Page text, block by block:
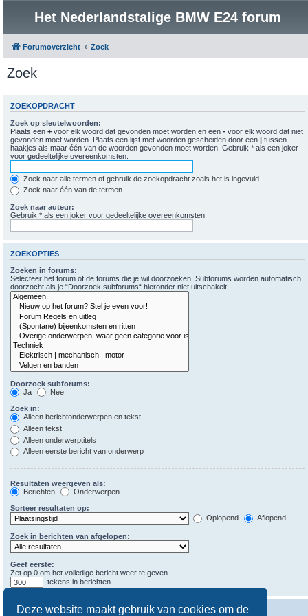
Deze website maakt gebruik van cookies om de
Het Nederlandstalige BMW E24 forum
Forumoverzicht Zoek
Zoek
ZOEKOPDRACHT
Zoek op sleutelwoorden:
Plaats een + voor elk woord dat gevonden moet worden en een - voor elk woord dat niet
gevonden moet worden. Plaats een lijst met woorden gescheiden door een | tussen
haakjes als maar één van de woorden gevonden moet worden. Gebruik * als een joker
voor gedeeltelijke overeenkomsten.
Zoek naar alle termen of gebruik de zoekopdracht zoals het is ingevuld
Zoek naar één van de termen
Zoek naar auteur:
Gebruik * als een joker voor gedeeltelijke overeenkomsten.
ZOEKOPTIES
Zoeken in forums:
Selecteer het forum of de forums die je wil doorzoeken. Subforums worden automatisch
doorzocht als je “Doorzoek subforums“ hieronder niet uitschakelt.
Doorzoek subforums:
Ja
Nee
Zoek in:
Alleen berichtonderwerpen en tekst
Alleen tekst
Alleen onderwerptitels
Alleen eerste bericht van onderwerp
Resultaten weergeven als:
Berichten
Onderwerpen
Sorteer resultaten op:
Oplopend
Aflopend
Zoek in berichten van afgelopen:
Geef eerste:
Zet op 0 om het volledige bericht weer te geven.
tekens in berichten